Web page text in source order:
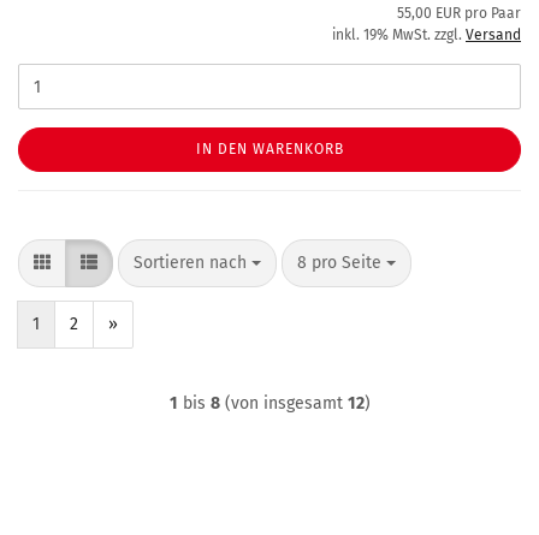
55,00 EUR pro Paar
inkl. 19% MwSt. zzgl. Versand
IN DEN WARENKORB
Sortieren nach
Sortieren nach 8 pro Seite
pro Seite
1 2 »
1 bis 8(von insgesamt 12)